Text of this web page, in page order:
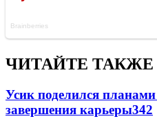
ЧИТАЙТЕ ТАКЖЕ
Усик поделился планами
завершения карьеры342